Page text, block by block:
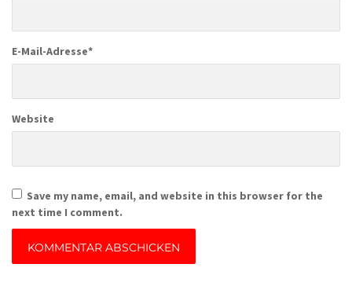
E-Mail-Adresse*
Website
Save my name, email, and website in this browser for the
next time I comment.